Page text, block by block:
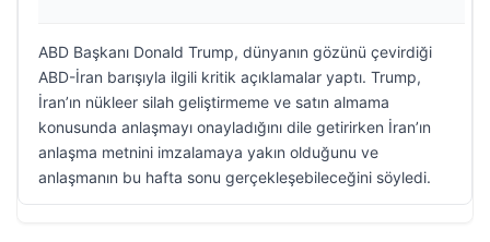
ABD Başkanı Donald Trump, dünyanın gözünü çevirdiği
ABD-İran barışıyla ilgili kritik açıklamalar yaptı. Trump,
İran’ın nükleer silah geliştirmeme ve satın almama
konusunda anlaşmayı onayladığını dile getirirken İran’ın
anlaşma metnini imzalamaya yakın olduğunu ve
anlaşmanın bu hafta sonu gerçekleşebileceğini söyledi.